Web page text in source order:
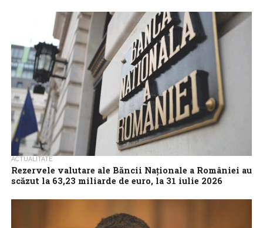
Ponderea gospodăriilor care dețin sisteme fotovoltaice a
crescut de la 8% la 11%, într-un singur an, iar 17% dintre români
intenționează să...
ACTUALITATE
Rezervele valutare ale Băncii Naționale a României au
scăzut la 63,23 miliarde de euro, la 31 iulie 2026